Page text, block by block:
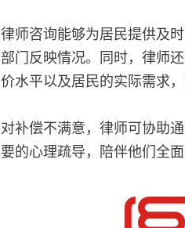
师咨询能够为居民提供及
门反映情况。同时，律师
水平以及居民的实际需求
补偿不满意，律师可协助
的心理疏导，陪伴他们全